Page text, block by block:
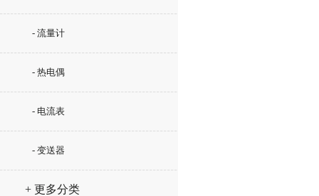
- 流量计
- 热电偶
- 电流表
- 变送器
+ 更多分类